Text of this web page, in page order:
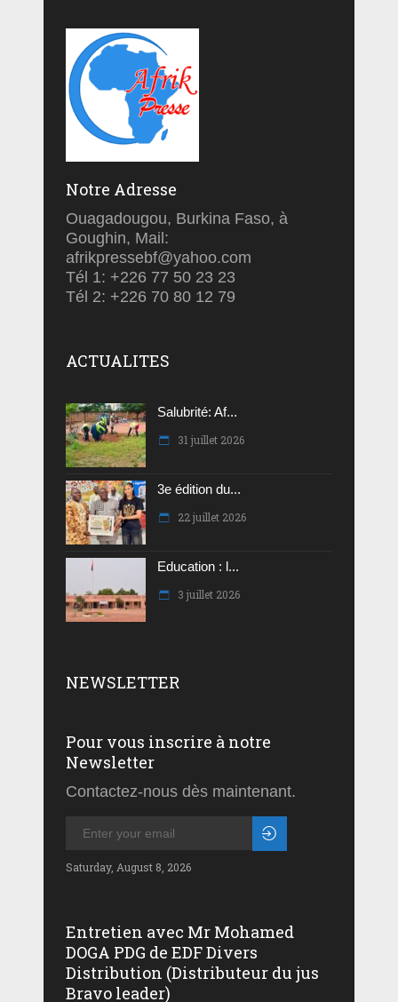
Notre Adresse
Ouagadougou, Burkina Faso, à
Goughin, Mail:
afrikpressebf@yahoo.com
Tél 1: +226 77 50 23 23
Tél 2: +226 70 80 12 79
ACTUALITES
Salubrité: Af...
31 juillet 2026
3e édition du...
22 juillet 2026
Education : l...
3 juillet 2026
NEWSLETTER
Pour vous inscrire à notre
Newsletter
Contactez-nous dès maintenant.
Saturday, August 8, 2026
Entretien avec Mr Mohamed
DOGA PDG de EDF Divers
Distribution (Distributeur du jus
Bravo leader)